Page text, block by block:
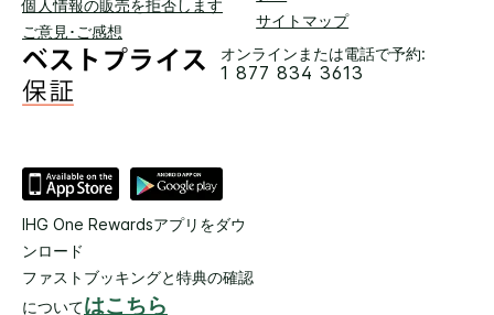
個人情報の販売を拒否します
サイトマップ
ご意見･ご感想
オンラインまたは電話で予約:
1 877 834 3613
IHG One Rewardsアプリをダウ
ンロード
ファストブッキングと特典の確認
についてはこちら